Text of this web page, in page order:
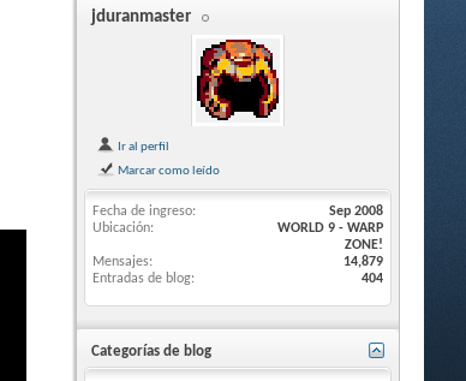
jduranmaster
Ir al perfil
Marcar como leído
Fecha de ingreso
Sep 2008
Ubicación
WORLD 9 - WARP
ZONE!
Mensajes
14,879
Entradas de blog
404
Categorías de blog